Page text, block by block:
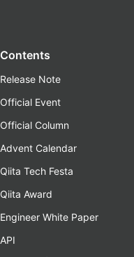
Contents
Release Note
Official Event
Official Column
Advent Calendar
Qiita Tech Festa
Qiita Award
Engineer White Paper
API